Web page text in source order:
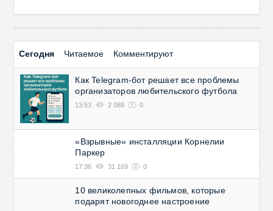
Сегодня Читаемое Комментируют
Как Telegram-бот решает все проблемы
организаторов любительского футбола
13:53 2 088 0
«Взрывные» инсталляции Корнелии
Паркер
17:36 31 169 0
10 великолепных фильмов, которые
подарят новогоднее настроение